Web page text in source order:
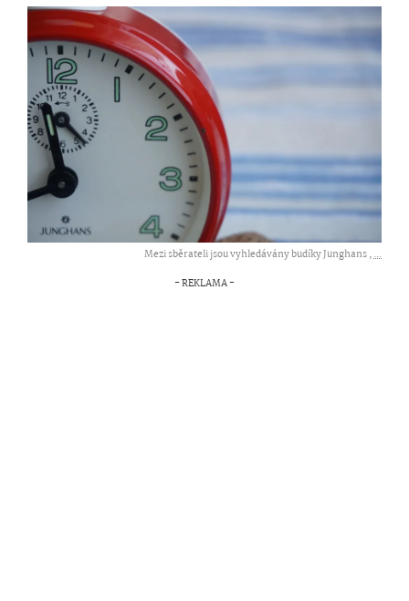
Mezi sběrateli jsou vyhledávány budíky Junghans ,...